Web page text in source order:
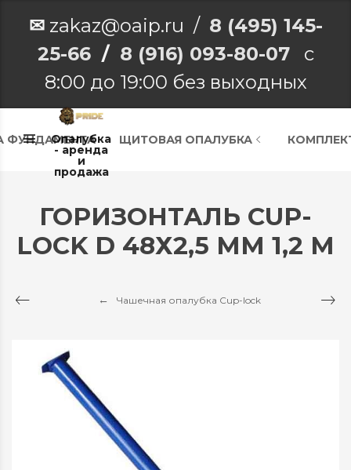
✉zakaz@oaip.ru / 8 (495) 145-
25-66/ 8 (916) 093-80-07с
8:00 до 19:00 без выходных
Опалубка
- аренда
и
продажа
ФУНДАМЕНТА ЩИТОВАЯ ОПАЛУБКА
ГОРИЗОНТАЛЬ CUP-
LOCK D 48Х2,5 ММ 1,2 М
Чашечная опалубка Cup-lock